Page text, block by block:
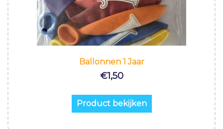
Ballonnen 1 Jaar
€1,50
Product bekijken